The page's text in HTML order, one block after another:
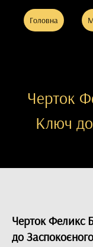
Головна
Черток
Ключ до
Черток Феликс
до